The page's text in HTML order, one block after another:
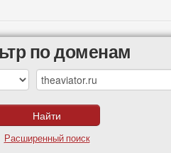
по доменам
Расширенный поиск